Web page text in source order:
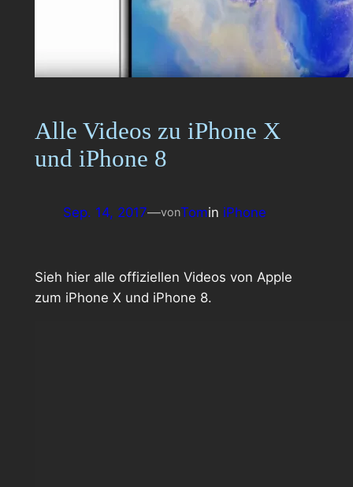
Alle Videos zu iPhone X
und iPhone 8
Sep. 14, 2017—vonTomin iPhone
Sieh hier alle offiziellen Videos von Apple
zum iPhone X und iPhone 8.